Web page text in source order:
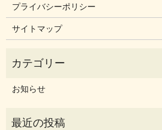
プライバシーポリシー
サイトマップ
お知らせ